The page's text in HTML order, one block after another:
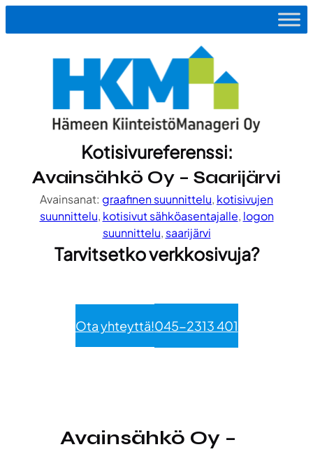
sisältöön
Kotisivureferenssi:
Avainsähkö Oy – Saarijärvi
Avainsanat: graafinen suunnittelu, kotisivujen
suunnittelu, kotisivut sähköasentajalle, logon
suunnittelu, saarijärvi
Tarvitsetko verkkosivuja?
Ota yhteyttä!045-2313 401
Avainsähkö Oy –